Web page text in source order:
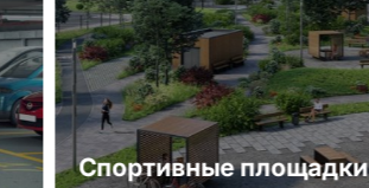
Спортивные площадки